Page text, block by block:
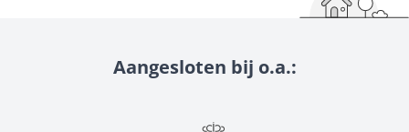
Aangesloten bij o.a.: